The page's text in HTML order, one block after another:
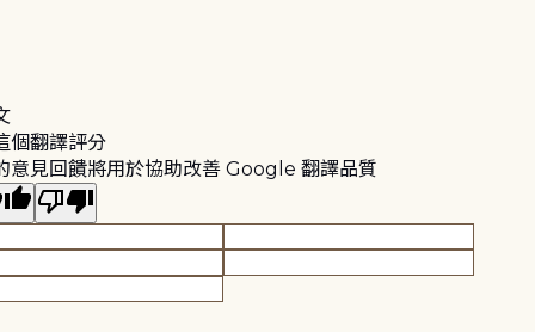
個翻譯評分
意見回饋將用於協助改善 Google 翻譯品質